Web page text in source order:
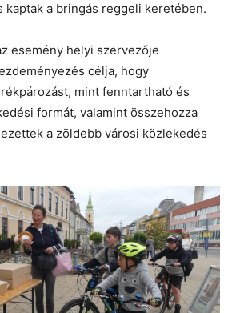
kaptak a bringás reggeli keretében.
esemény helyi szervezője
célja, hogy
mint fenntartható és
formát, valamint összehozza
a zöldebb városi közlekedés